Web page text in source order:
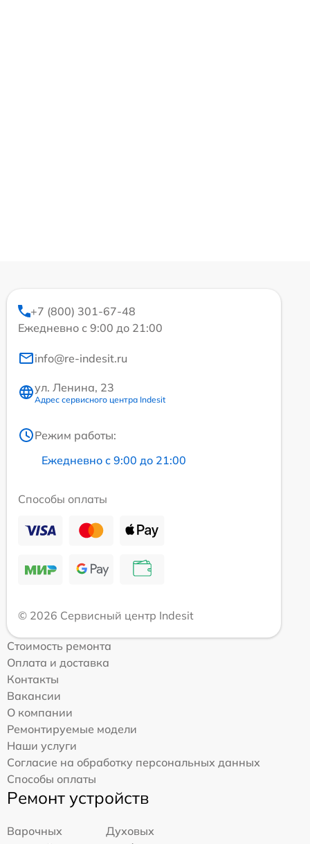
+7 (800) 301-67-48
Ежедневно с 9:00 до 21:00
info@re-indesit.ru
ул. Ленина, 23
Адрес сервисного центра Indesit
Режим работы:
Ежедневно с 9:00 до 21:00
Способы оплаты
© 2026 Сервисный центр Indesit
Стоимость ремонта
Оплата и доставка
Контакты
Вакансии
О компании
Ремонтируемые модели
Наши услуги
Согласие на обработку персональных данных
Способы оплаты
Ремонт устройств
Варочных
Духовых